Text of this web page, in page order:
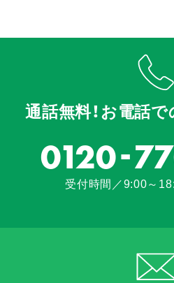
通話無料！お電話
0120-
受付時間／9:00～